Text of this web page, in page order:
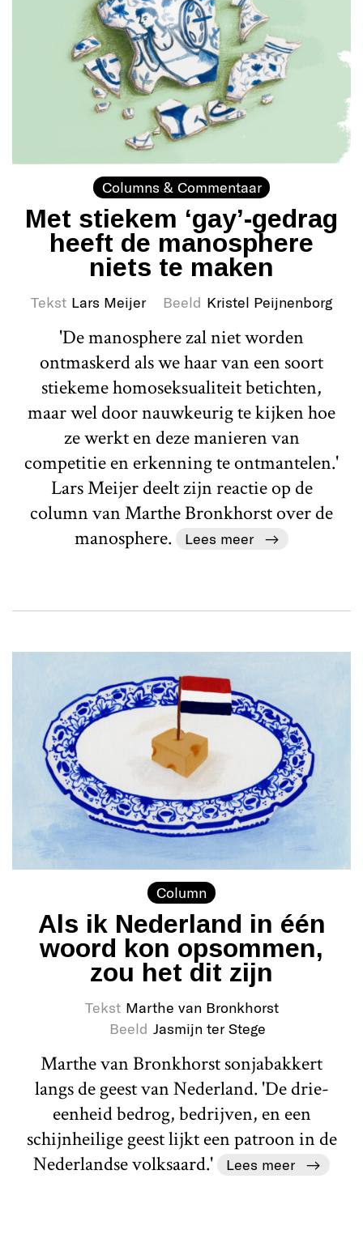
Columns & Commentaar
Met stiekem ‘gay’-gedrag
heeft de manosphere
niets te maken
Tekst Lars Meijer Beeld Kristel Peijnenborg
'De manosphere zal niet worden
ontmaskerd als we haar van een soort
stiekeme homoseksualiteit betichten,
maar wel door nauwkeurig te kijken hoe
ze werkt en deze manieren van
competitie en erkenning te ontmantelen.'
Lars Meijer deelt zijn reactie op de
column van Marthe Bronkhorst over de
manosphere.
Lees meer
Column
Als ik Nederland in één
woord kon opsommen,
zou het dit zijn
Tekst Marthe van Bronkhorst
Beeld Jasmijn ter Stege
Marthe van Bronkhorst sonjabakkert
langs de geest van Nederland. 'De drie-
eenheid bedrog, bedrijven, en een
schijnheilige geest lijkt een patroon in de
Nederlandse volksaard.'
Lees meer